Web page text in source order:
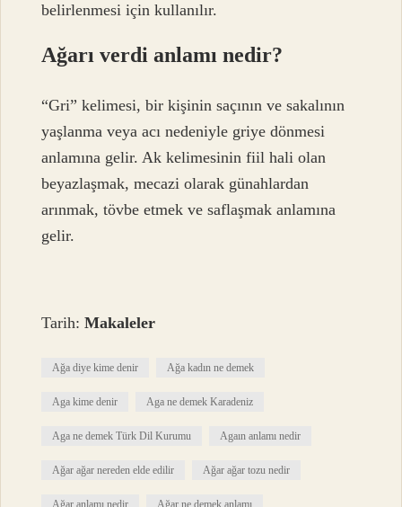
belirlenmesi için kullanılır.
Ağarı verdi anlamı nedir?
“Gri” kelimesi, bir kişinin saçının ve sakalının
yaşlanma veya acı nedeniyle griye dönmesi
anlamına gelir. Ak kelimesinin fiil hali olan
beyazlaşmak, mecazi olarak günahlardan
arınmak, tövbe etmek ve saflaşmak anlamına
gelir.
Tarih:Makaleler
Ağa diye kime denir Ağa kadın ne demek
Aga kime denir Aga ne demek Karadeniz
Aga ne demek Türk Dil Kurumu Agaın anlamı nedir
Ağar ağar nereden elde edilir Ağar ağar tozu nedir